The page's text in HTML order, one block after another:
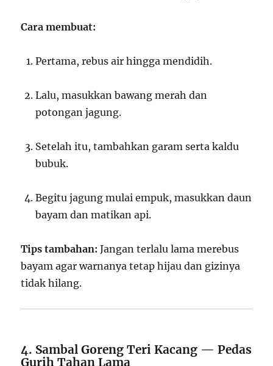
Cara membuat:
Pertama, rebus air hingga mendidih.
Lalu, masukkan bawang merah dan
potongan jagung.
Setelah itu, tambahkan garam serta kaldu
bubuk.
Begitu jagung mulai empuk, masukkan daun
bayam dan matikan api.
Tips tambahan: Jangan terlalu lama merebus
bayam agar warnanya tetap hijau dan gizinya
tidak hilang.
4. Sambal Goreng Teri Kacang — Pedas
Gurih Tahan Lama